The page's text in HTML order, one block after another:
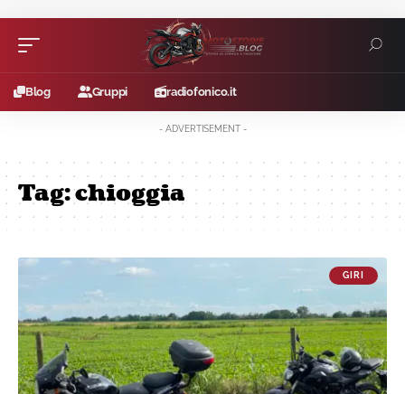
Blog Gruppi radiofonico.it
- ADVERTISEMENT -
Tag:chioggia
GIRI